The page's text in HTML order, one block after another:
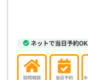
ネットで当日予約OK